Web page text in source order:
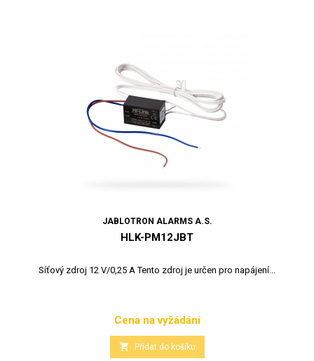
JABLOTRON ALARMS A.S.
HLK-PM12JBT
Síťový zdroj 12 V/0,25 A Tento zdroj je určen pro napájení...
Cena
Cena na vyžádání
 Přidat do košíku